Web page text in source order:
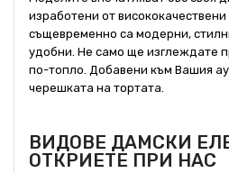
изработени от
същевременно са модерни,
удобни. Не само ще изглеждате
по-топло. Добавени към Вашия
черешката на тортата.
ВИДОВЕ ДАМСКИ
ОТКРИЕТЕ ПРИ НАС